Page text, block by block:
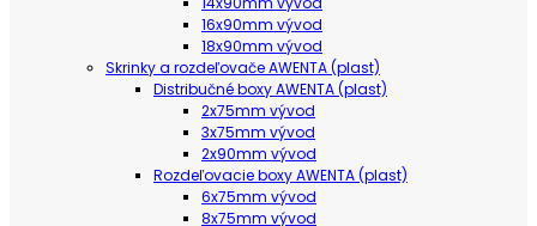
16x90mm vývod
18x90mm vývod
Skrinky a rozdeľovače AWENTA (plast)
Distribučné boxy AWENTA (plast)
2x75mm vývod
3x75mm vývod
2x90mm vývod
Rozdeľovacie boxy AWENTA (plast)
6x75mm vývod
8x75mm vývod